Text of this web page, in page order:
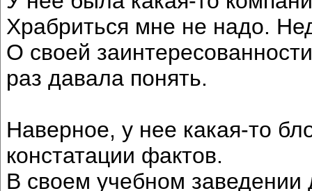
Храбриться мне не надо.
О своей
раз давала понять.
Наверное, у нее какая-то
констатации фактов.
В своем учебном заведении